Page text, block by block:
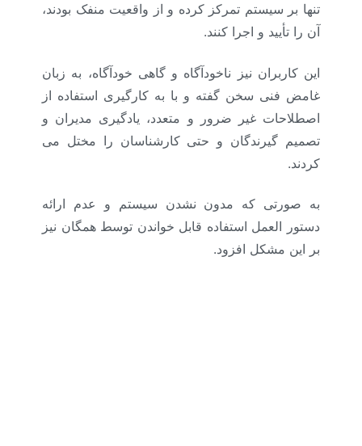
تنها بر سیستم تمرکز کرده و از واقعیت منفک بودند،
آن را تأیید و اجرا کنند.
این کاربران نیز ناخودآگاه و گاهی خودآگاه، به زبان
غامض فنی سخن گفته و با به کارگیری استفاده از
اصطلاحات غیر ضرور و متعدد، یادگیری مدیران و
تصمیم گیرندگان و حتی کارشناسان را مختل می
کردند.
به صورتی که مدون نشدن سیستم و عدم ارائه
دستور العمل استفاده قابل خواندن توسط همگان نیز
بر این مشکل افزود.